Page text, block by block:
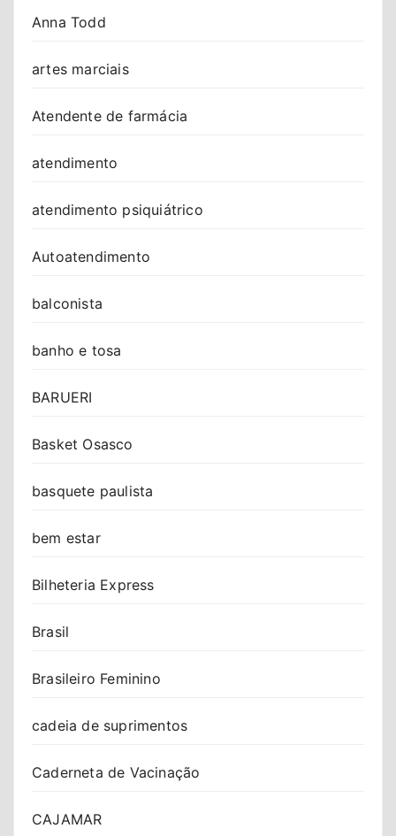
Anna Todd
artes marciais
Atendente de farmácia
atendimento
atendimento psiquiátrico
Autoatendimento
balconista
banho e tosa
BARUERI
Basket Osasco
basquete paulista
bem estar
Bilheteria Express
Brasil
Brasileiro Feminino
cadeia de suprimentos
Caderneta de Vacinação
CAJAMAR